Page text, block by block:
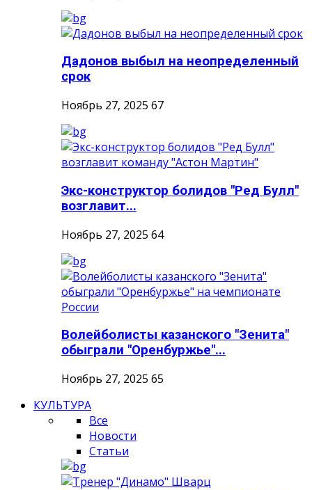
Дадонов выбыл на неопределенный
срок
Ноябрь 27, 2025 67
Экс-конструктор болидов "Ред Булл"
возглавит...
Ноябрь 27, 2025 64
Волейболисты казанского "Зенита"
обыграли "Оренбуржье"...
Ноябрь 27, 2025 65
КУЛЬТУРА
Все
Новости
Статьи